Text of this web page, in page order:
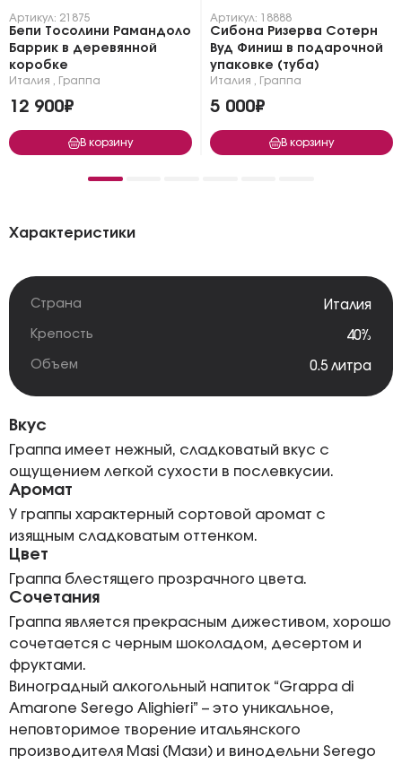
Артикул: 21875
Бепи Тосолини Рамандоло
Баррик в деревянной
коробке
Италия Граппа
12 900₽
В корзину
Артикул: 18888
Сибона Ризерва Сотерн
Вуд Финиш в подарочной
упаковке (туба)
Италия Граппа
5 000₽
В корзину
Характеристики
Страна Италия
Крепость 40%
Объем 0.5 литра
Вкус
Граппа имеет нежный, сладковатый вкус с
ощущением легкой сухости в послевкусии.
Аромат
У граппы характерный сортовой аромат с
изящным сладковатым оттенком.
Цвет
Граппа блестящего прозрачного цвета.
Сочетания
Граппа является прекрасным дижестивом, хорошо
сочетается с черным шоколадом, десертом и
фруктами.
Виноградный алкогольный напиток “Grappa di
Amarone Serego Alighieri” – это уникальное,
неповторимое творение итальянского
производителя Masi (Мази) и винодельни Serego